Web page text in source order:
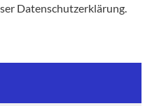
Datenschutzerklärung.